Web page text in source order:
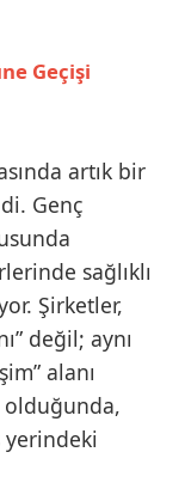
Geçişi
artık bir
Genç
sağlıklı
Şirketler,
değil; aynı
alanı
olduğunda,
yerindeki